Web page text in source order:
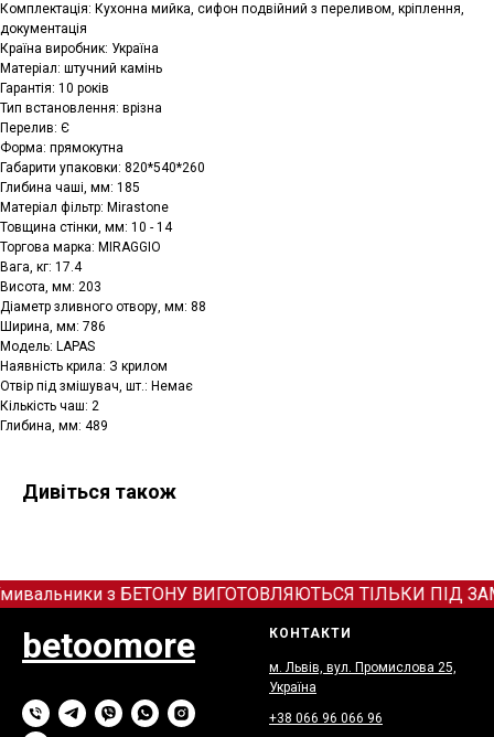
Комплектація: Кухонна мийка, сифон подвійний з переливом, кріплення,
документація
Країна виробник: Україна
Матеріал: штучний камінь
Гарантія: 10 років
Тип встановлення: врізна
Перелив: Є
Форма: прямокутна
Габарити упаковки: 820*540*260
Глибина чаші, мм: 185
Матеріал фільтр: Mirastone
Товщина стінки, мм: 10 - 14
Торгова марка: MIRAGGIO
Вага, кг: 17.4
Висота, мм: 203
Діаметр зливного отвору, мм: 88
Ширина, мм: 786
Модель: LAPAS
Наявність крила: З крилом
Отвір під змішувач, шт.: Немає
Кількість чаш: 2
Глибина, мм: 489
Дивіться також
з БЕТОНУ ВИГОТОВЛЯЮТЬСЯ ТІЛЬКИ ПІД
betoomore КОНТАКТИ
м. Львів, вул. Промислова 25,
Україна
+38 066 96 066 96